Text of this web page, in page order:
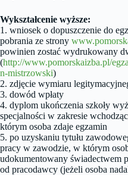
Wykształcenie wyższe:
1. wniosek o dopuszczenie do
pobrania ze strony
powinien zostać wydrukowany
(http://www.pomorskaizba.pl/
n-mistrzowski)
2. zdjęcie wymiaru
3. dowód wpłaty
4. dyplom ukończenia szkoły
specjalności w zakresie
którym osoba zdaje egzamin
5. po uzyskaniu tytułu
pracy w zawodzie, w którym
udokumentowany świadectwem
od pracodawcy (jeżeli osoba